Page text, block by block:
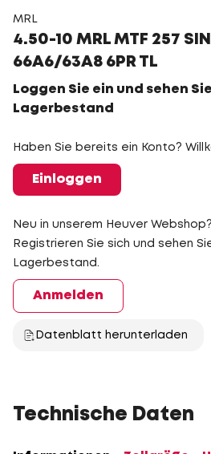
MRL
4.50-10 MRL MTF 257
66A6/63A8 6PR TL
Loggen Sie ein und sehen
Lagerbestand
Haben Sie bereits ein Konto?
Einloggen
Neu in unserem Heuver
Registrieren Sie sich und sehen
Lagerbestand.
Anmelden
Datenblatt herunterladen
Technische Daten